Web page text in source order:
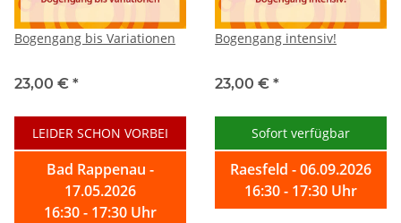
Bogengang bis Variationen
23,00 € *
LEIDER SCHON VORBEI
Bad Rappenau -
17.05.2026
16:30 - 17:30 Uhr
Bogengang intensiv!
23,00 € *
Sofort verfügbar
Raesfeld - 06.09.2026
16:30 - 17:30 Uhr